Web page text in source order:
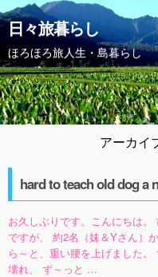
日々旅暮らし
ほろほろ旅人生・島暮らし
アーカイ
hard to teach old dog a
お久しぶりです。こんにちは
ですが、 約2名（妹＆Yさん）
ら～と、重い腰を上げました
壊れ、 ず～っと …